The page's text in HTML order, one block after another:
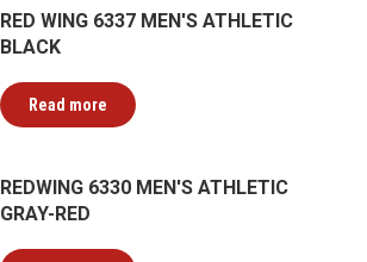
RED WING 6337 MEN'S ATHLETIC
BLACK
Read more
REDWING 6330 MEN'S ATHLETIC
GRAY-RED